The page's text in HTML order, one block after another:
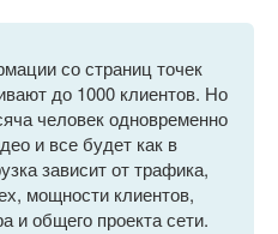
со страниц точек
до 1000 клиентов. Но
человек одновременно
и все будет как в
зависит от трафика,
мощности клиентов,
и общего проекта сети.